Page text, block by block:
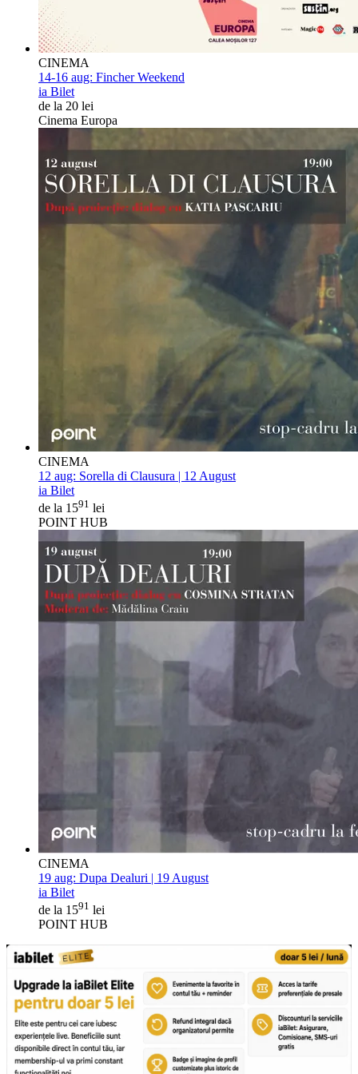
CINEMA
14-16 aug: Fincher Weekend
ia Bilet
de la 20 lei
Cinema Europa
CINEMA
12 aug: Sorella di Clausura | 12 August
ia Bilet
de la 1591 lei
POINT HUB
CINEMA
19 aug: Dupa Dealuri | 19 August
ia Bilet
de la 1591 lei
POINT HUB